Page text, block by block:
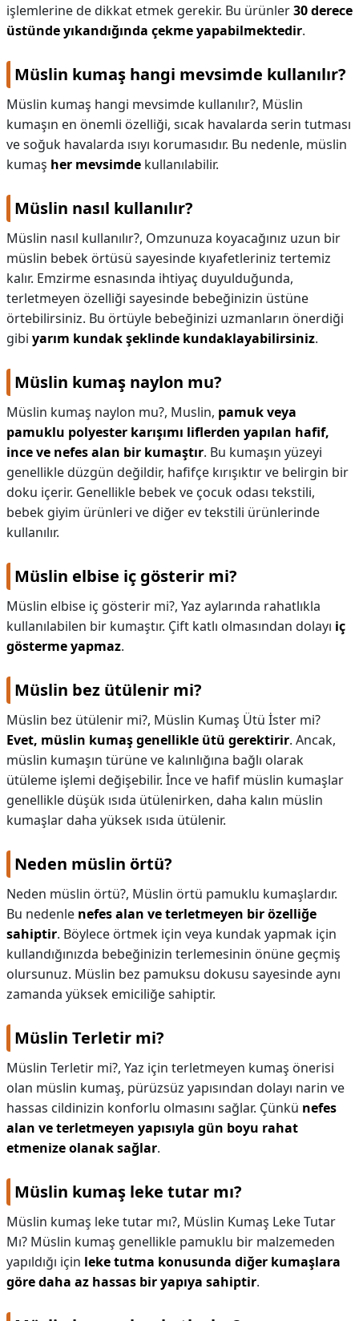
işlemlerine de dikkat etmek gerekir. Bu ürünler30 derece
üstünde yıkandığında çekme yapabilmektedir.
Müslin kumaş hangi mevsimde kullanılır?
Müslin kumaş hangi mevsimde kullanılır?, Müslin
kumaşın en önemli özelliği, sıcak havalarda serin tutması
ve soğuk havalarda ısıyı korumasıdır. Bu nedenle, müslin
kumaş her mevsimde kullanılabilir.
Müslin nasıl kullanılır?
Müslin nasıl kullanılır?, Omzunuza koyacağınız uzun bir
müslin bebek örtüsü sayesinde kıyafetleriniz tertemiz
kalır. Emzirme esnasında ihtiyaç duyulduğunda,
terletmeyen özelliği sayesinde bebeğinizin üstüne
örtebilirsiniz. Bu örtüyle bebeğinizi uzmanların önerdiği
gibi yarım kundak şeklinde kundaklayabilirsiniz.
Müslin kumaş naylon mu?
Müslin kumaş naylon mu?, Muslin, pamuk veya
pamuklu polyester karışımı liflerden yapılan hafif,
ince ve nefes alan bir kumaştır. Bu kumaşın yüzeyi
genellikle düzgün değildir, hafifçe kırışıktır ve belirgin bir
doku içerir. Genellikle bebek ve çocuk odası tekstili,
bebek giyim ürünleri ve diğer ev tekstili ürünlerinde
kullanılır.
Müslin elbise iç gösterir mi?
Müslin elbise iç gösterir mi?, Yaz aylarında rahatlıkla
kullanılabilen bir kumaştır. Çift katlı olmasından dolayı iç
gösterme yapmaz.
Müslin bez ütülenir mi?
Müslin bez ütülenir mi?, Müslin Kumaş Ütü İster mi?
Evet, müslin kumaş genellikle ütü gerektirir. Ancak,
müslin kumaşın türüne ve kalınlığına bağlı olarak
ütüleme işlemi değişebilir. İnce ve hafif müslin kumaşlar
genellikle düşük ısıda ütülenirken, daha kalın müslin
kumaşlar daha yüksek ısıda ütülenir.
Neden müslin örtü?
Neden müslin örtü?, Müslin örtü pamuklu kumaşlardır.
Bu nedenle nefes alan ve terletmeyen bir özelliğe
sahiptir. Böylece örtmek için veya kundak yapmak için
kullandığınızda bebeğinizin terlemesinin önüne geçmiş
olursunuz. Müslin bez pamuksu dokusu sayesinde aynı
zamanda yüksek emiciliğe sahiptir.
Müslin Terletir mi?
Müslin Terletir mi?, Yaz için terletmeyen kumaş önerisi
olan müslin kumaş, pürüzsüz yapısından dolayı narin ve
hassas cildinizin konforlu olmasını sağlar. Çünkü nefes
alan ve terletmeyen yapısıyla gün boyu rahat
etmenize olanak sağlar.
Müslin kumaş leke tutar mı?
Müslin kumaş leke tutar mı?, Müslin Kumaş Leke Tutar
Mı? Müslin kumaş genellikle pamuklu bir malzemeden
yapıldığı için leke tutma konusunda diğer kumaşlara
göre daha az hassas bir yapıya sahiptir.